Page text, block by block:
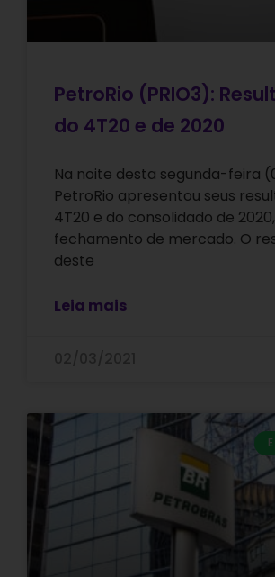
PetroRio (PRIO3):
do 4T20 e de 2020
Na noite desta segunda-feira
PetroRio apresentou seus
4T20 e do consolidado de
fechamento de mercado. O
deste
Leia mais